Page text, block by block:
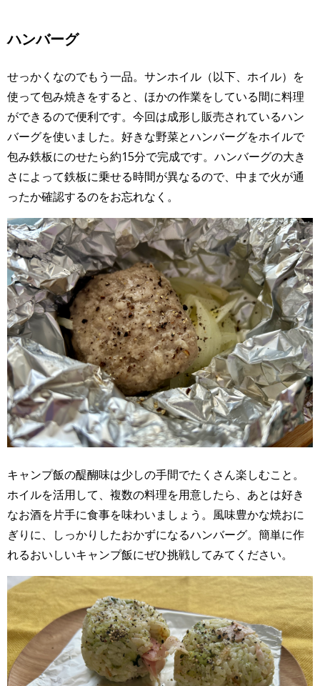
ハンバーグ
せっかくなのでもう一品。サンホイル（以下、ホイル）を
使って包み焼きをすると、ほかの作業をしている間に料理
ができるので便利です。今回は成形し販売されているハン
バーグを使いました。好きな野菜とハンバーグをホイルで
包み鉄板にのせたら約15分で完成です。ハンバーグの大き
さによって鉄板に乗せる時間が異なるので、中まで火が通
ったか確認するのをお忘れなく。
キャンプ飯の醍醐味は少しの手間でたくさん楽しむこと。
ホイルを活用して、複数の料理を用意したら、あとは好き
なお酒を片手に食事を味わいましょう。風味豊かな焼おに
ぎりに、しっかりしたおかずになるハンバーグ。簡単に作
れるおいしいキャンプ飯にぜひ挑戦してみてください。